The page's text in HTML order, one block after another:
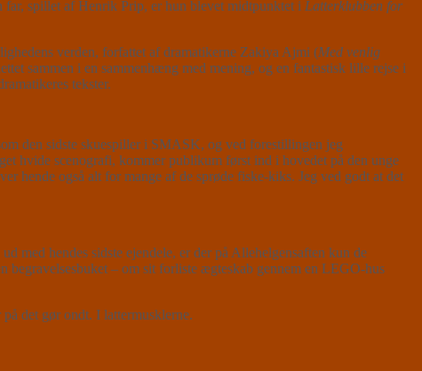
spillet af Henrik Prip, er hun blevet midtpunktet i Latterklubben for
verden, forfattet af dramatikerne Zakiya Ajmi (Med venlig
sammen i en sammenhæng med mening, og en fantastisk lille rejse i
tekster.
den sidste skuespiller i SMASK, og ved forestillingen jeg
hvide scenografi, kommer publikum først ind i hovedet på den unge
hende også alt for mange af de sprøde fiske-kiks. Jeg ved godt at det
med hendes sidste ejendele, er der på Allehelgensaften kun de
– om sit forliste ægteskab gennem en LEGO-hus
det gør ondt. I lattermusklerne.